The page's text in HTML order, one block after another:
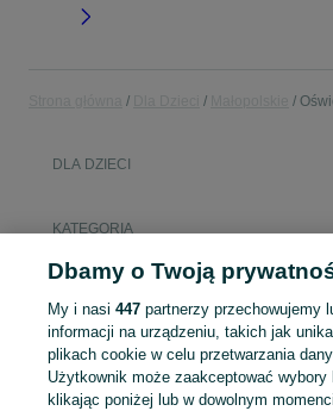
DLA DZIECI
KATEGORIA
Popularne wyszukiwania
dmuchany
Dbamy o Twoją
My i nasi 447partnerzy przechowujemy
informacji na urządzeniu, takich jak
plikach cookie w celu przetwarzania
Użytkownik może zaakceptować wybory
klikając poniżej lub w dowolnym